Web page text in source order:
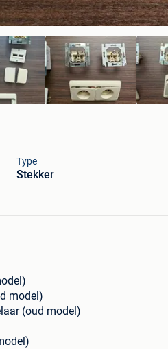
Type
Stekker
model)
(oud model)